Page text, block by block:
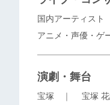
国内アーティスト
アニメ・声優・ゲ
演劇・舞台
宝塚 ｜ 宝塚 花